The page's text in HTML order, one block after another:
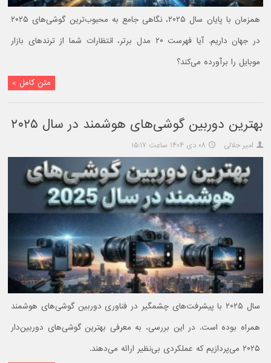
همزمان با پایان سال ۲۰۲۵، نگاهی جامع به محبوب‌ترین گوشی‌های ۲۰۲۵
در جهان داریم. آیا فهرست ۲۰ مدل برتر، انتظارات شما از ترندهای بازار
موبایل را برآورده می‌کند؟
متن کامل »
بهترین دوربین گوشی‌های هوشمند در سال ۲۰۲۵
امیر جلالی ۰۸ دی ۱۴۰۴ ساعت ۱۵:۱۷
سال ۲۰۲۵ با پیشرفت‌های چشمگیر در فناوری دوربین گوشی‌های هوشمند
همراه بوده است. در این بررسی، به معرفی بهترین گوشی‌های دوربین‌دار
۲۰۲۵ می‌پردازیم که عملکردی بی‌نظیر ارائه می‌دهند.